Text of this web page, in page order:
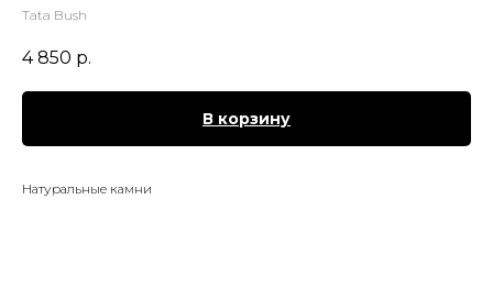
Tata Bush
4 850 р.
В корзину
Натуральные камни